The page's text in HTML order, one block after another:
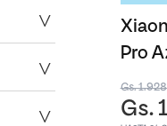
Pro
Gs.
Gs.